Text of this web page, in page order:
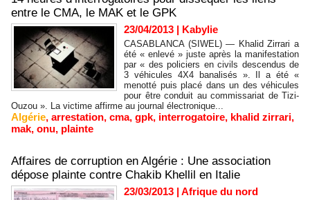
entre le CMA, le MAK et le GPK
23/04/2013 | Kabylie
CASABLANCA (SIWEL) — Khalid Zirrari a
été « enlevé » juste après la manifestation
par « des policiers en civils descendus de
3 véhicules 4X4 banalisés ». Il a été «
menotté puis placé dans un des véhicules
pour être conduit au commissariat de Tizi-
Ouzou ». La victime affirme au journal électronique...
Algérie, arrestation, cma, gpk, interrogatoire, khalid zirrari,
mak, onu, plainte
Affaires de corruption en Algérie : Une association
dépose plainte contre Chakib Khellil en Italie
23/03/2013 | Afrique du nord